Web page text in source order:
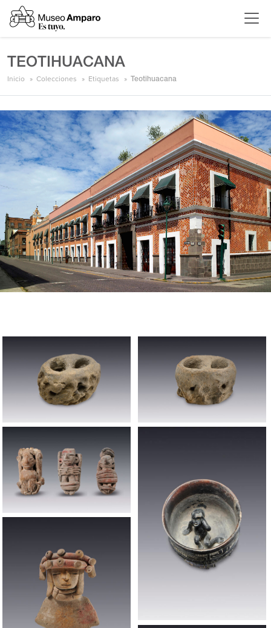
TEOTIHUACANA
Inicio Colecciones Etiquetas Teotihuacana